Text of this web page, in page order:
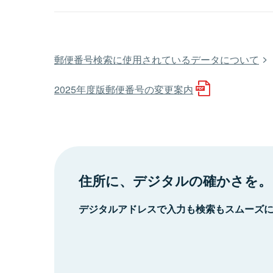
郵便番号検索に使用されているデータについて
2025年度版郵便番号の変更案内
住所に、デジタルの確かさを。
デジタルアドレスで入力も検索もスムーズ